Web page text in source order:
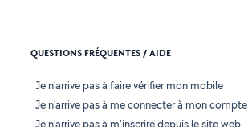
QUESTIONS FRÉQUENTES / AIDE
Je n'arrive pas à faire vérifier mon mobile
Je n'arrive pas à me connecter à mon compte
Je n'arrive pas à m'inscrire depuis le site web